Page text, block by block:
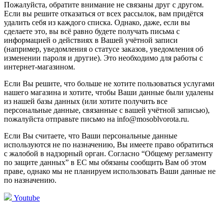
Пожалуйста, обратите внимание не связаны друг с другом.
Если вы решите отказаться от всех рассылок, вам придётся
удалить себя из каждого списка. Однако, даже, если вы
сделаете это, вы всё равно будете получать письма с
информацией о действиях в Вашей учётной записи
(например, уведомления о статусе заказов, уведомления об
изменении пароля и другие). Это необходимо для работы с
интернет-магазином.
Если Вы решите, что больше не хотите пользоваться услугами
нашего магазина и хотите, чтобы Ваши данные были удалены
из нашей базы данных (или хотите получить все
персональные данные, связанные с вашей учётной записью),
пожалуйста отправьте письмо на info@mosoblvorota.ru.
Если Вы считаете, что Ваши персональные данные
используются не по назначению, Вы имеете право обратиться
с жалобой в надзорный орган. Согласно “Общему регламенту
по защите данных” в ЕС мы обязаны сообщить Вам об этом
праве, однако мы не планируем использовать Ваши данные не
по назначению.
Youtube